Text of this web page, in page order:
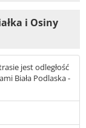
i Osiny
jest odległość
Biała Podlaska -